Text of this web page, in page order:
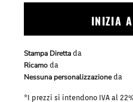
INIZIA
Stampa Diretta da
Ricamo da
Nessuna personalizzazioneda
*I prezzi si intendono IVA al